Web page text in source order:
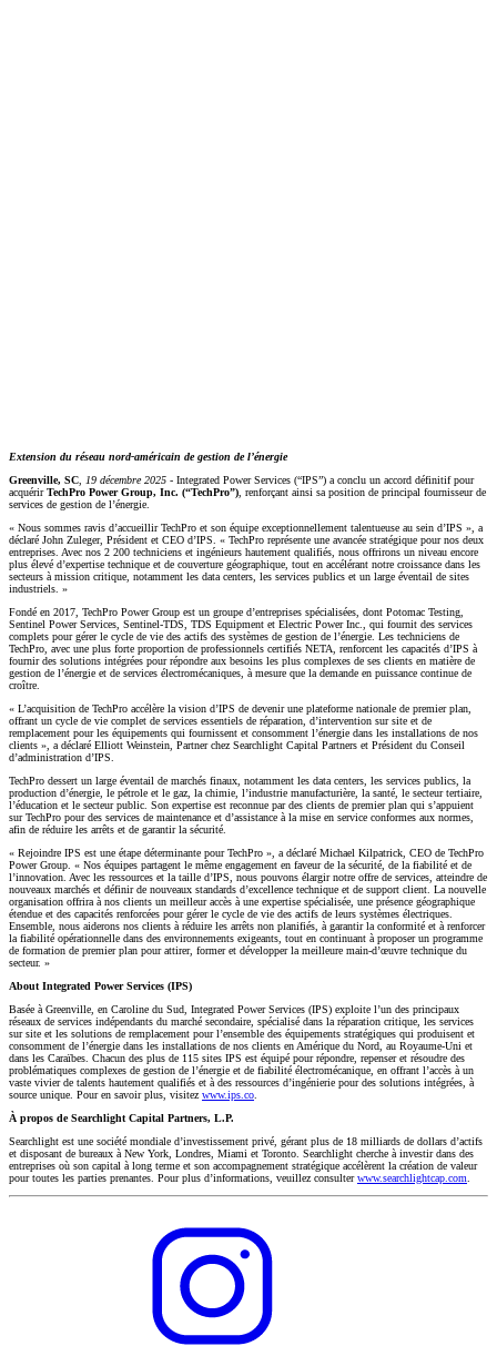
Extension du réseau nord-américain de gestion de l’énergie
Greenville, SC
19 décembre 2025 - Integrated Power Services (“IPS”) a conclu un accord définitif pour
acquérirTechPro Power Group, Inc. (“TechPro”) , renforçant ainsi sa position de principal fournisseur de
services de gestion de l’énergie.
« Nous sommes ravis d’accueillir TechPro et son équipe exceptionnellement talentueuse au sein d’IPS », a
déclaré John Zuleger, Président et CEO d’IPS. « TechPro représente une avancée stratégique pour nos deux
entreprises. Avec nos 2 200 techniciens et ingénieurs hautement qualifiés, nous offrirons un niveau encore
plus élevé d’expertise technique et de couverture géographique, tout en accélérant notre croissance dans les
secteurs à mission critique, notamment les data centers, les services publics et un large éventail de sites
industriels. »
Fondé en 2017, TechPro Power Group est un groupe d’entreprises spécialisées, dont Potomac Testing,
Sentinel Power Services, Sentinel-TDS, TDS Equipment et Electric Power Inc., qui fournit des services
complets pour gérer le cycle de vie des actifs des systèmes de gestion de l’énergie. Les techniciens de
TechPro, avec une plus forte proportion de professionnels certifiés NETA, renforcent les capacités d’IPS à
fournir des solutions intégrées pour répondre aux besoins les plus complexes de ses clients en matière de
gestion de l’énergie et de services électromécaniques, à mesure que la demande en puissance continue de
croître.
« L’acquisition de TechPro accélère la vision d’IPS de devenir une plateforme nationale de premier plan,
offrant un cycle de vie complet de services essentiels de réparation, d’intervention sur site et de
remplacement pour les équipements qui fournissent et consomment l’énergie dans les installations de nos
clients », a déclaré Elliott Weinstein, Partner chez Searchlight Capital Partners et Président du Conseil
d’administration d’IPS.
TechPro dessert un large éventail de marchés finaux, notamment les data centers, les services publics, la
production d’énergie, le pétrole et le gaz, la chimie, l’industrie manufacturière, la santé, le secteur tertiaire,
l’éducation et le secteur public. Son expertise est reconnue par des clients de premier plan qui s’appuient
sur TechPro pour des services de maintenance et d’assistance à la mise en service conformes aux normes,
afin de réduire les arrêts et de garantir la sécurité.
« Rejoindre IPS est une étape déterminante pour TechPro », a déclaré Michael Kilpatrick, CEO de TechPro
Power Group. « Nos équipes partagent le même engagement en faveur de la sécurité, de la fiabilité et de
l’innovation. Avec les ressources et la taille d’IPS, nous pouvons élargir notre offre de services, atteindre de
nouveaux marchés et définir de nouveaux standards d’excellence technique et de support client. La nouvelle
organisation offrira à nos clients un meilleur accès à une expertise spécialisée, une présence géographique
étendue et des capacités renforcées pour gérer le cycle de vie des actifs de leurs systèmes électriques.
Ensemble, nous aiderons nos clients à réduire les arrêts non planifiés, à garantir la conformité et à renforcer
la fiabilité opérationnelle dans des environnements exigeants, tout en continuant à proposer un programme
de formation de premier plan pour attirer, former et développer la meilleure main-d’œuvre technique du
secteur. »
About Integrated Power Services (IPS)
Basée à Greenville, en Caroline du Sud, Integrated Power Services (IPS) exploite l’un des principaux
réseaux de services indépendants du marché secondaire, spécialisé dans la réparation critique, les services
sur site et les solutions de remplacement pour l’ensemble des équipements stratégiques qui produisent et
consomment de l’énergie dans les installations de nos clients en Amérique du Nord, au Royaume-Uni et
dans les Caraïbes. Chacun des plus de 115 sites IPS est équipé pour répondre, repenser et résoudre des
problématiques complexes de gestion de l’énergie et de fiabilité électromécanique, en offrant l’accès à un
vaste vivier de talents hautement qualifiés et à des ressources d’ingénierie pour des solutions intégrées, à
source unique. Pour en savoir plus, visitez www.ips.co
À propos de Searchlight Capital Partners, L.P.
Searchlight est une société mondiale d’investissement privé, gérant plus de 18 milliards de dollars d’actifs
et disposant de bureaux à New York, Londres, Miami et Toronto. Searchlight cherche à investir dans des
entreprises où son capital à long terme et son accompagnement stratégique accélèrent la création de valeur
pour toutes les parties prenantes. Pour plus d’informations, veuillez consulterwww.searchlightcap.com